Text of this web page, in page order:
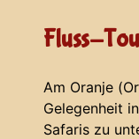
Fluss-
Am Oranje
Gelegenheit
Safaris zu